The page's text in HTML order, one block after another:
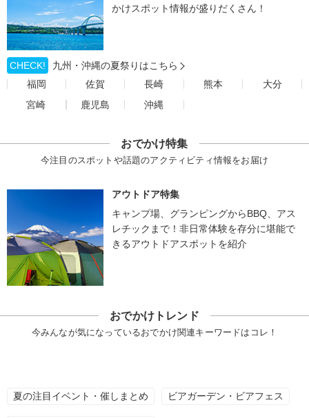
かけスポット情報が盛りだくさん！
CHECK!
九州・沖縄の夏祭りはこちら
福岡
佐賀 長崎 熊本
大分
宮崎
鹿児島 沖縄
おでかけ特集
今注目のスポットや話題のアクティビティ情報をお届け
アウトドア特集
キャンプ場、グランピングからBBQ、アス
レチックまで！非日常体験を存分に堪能で
きるアウトドアスポットを紹介
おでかけトレンド
今みんなが気になっているおでかけ関連キーワードはコレ！
夏の注目イベント・催しまとめ ビアガーデン・ビアフェス